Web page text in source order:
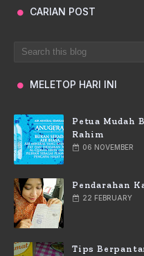
CARIAN POST
MELETOP HARI INI
Petua Mudah
Rahim
06 NOVEMBER
Pendarahan
22 FEBRUARY
Tips